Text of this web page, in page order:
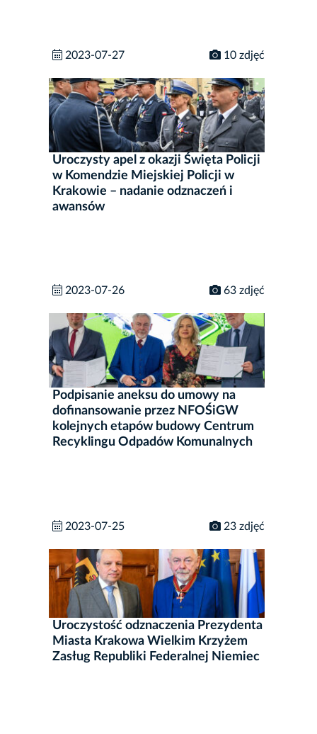
2023-07-27 10 zdjęć
Uroczysty apel z okazji Święta Policji
w Komendzie Miejskiej Policji w
Krakowie – nadanie odznaczeń i
awansów
2023-07-26 63 zdjęć
Podpisanie aneksu do umowy na
dofinansowanie przez NFOŚiGW
kolejnych etapów budowy Centrum
Recyklingu Odpadów Komunalnych
2023-07-25 23 zdjęć
Uroczystość odznaczenia Prezydenta
Miasta Krakowa Wielkim Krzyżem
Zasług Republiki Federalnej Niemiec